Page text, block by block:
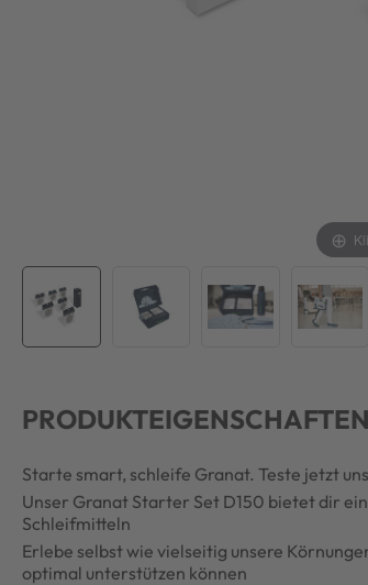
Starte smart, schleife Granat. Teste jetzt
Unser Granat Starter Set D150 bietet dir
Schleifmitteln
Erlebe selbst wie vielseitig unsere
optimal unterstützen können